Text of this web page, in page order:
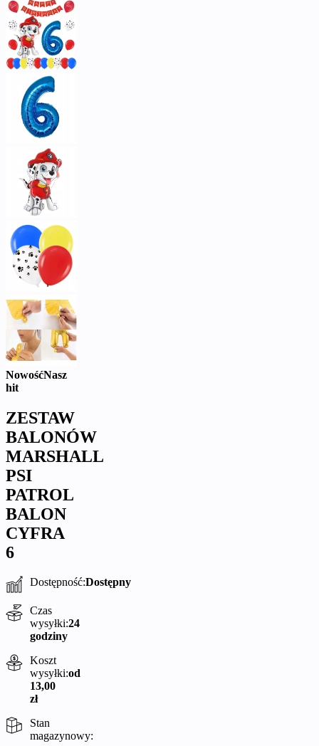
NowośćNasz
hit
ZESTAW
BALONÓW
MARSHALL
PSI
PATROL
BALON
CYFRA
6
Dostępność:Dostępny
Czas
wysyłki:24
godziny
Koszt
wysyłki:od
13,00
zł
Stan
magazynowy: